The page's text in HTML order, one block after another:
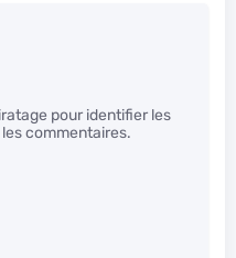
pour identifier les
commentaires.